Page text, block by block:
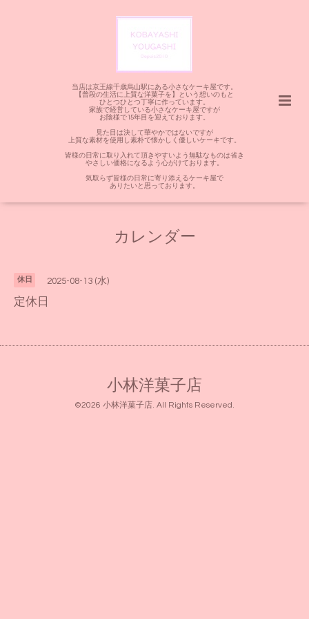
当店は京王線千歳烏山駅にある小さなケーキ屋です。
【普段の生活に上質な洋菓子を】という想いのもと
ひとつひとつ丁寧に作っています。
家族で経営している小さなケーキ屋ですが
お陰様で15年目を迎えております。
見た目は決して華やかではないですが
上質な素材を使用し素朴で懐かしく優しいケーキです。
皆様の日常に取り入れて頂きやすいよう無駄なものは省き
やさしい価格になるよう心がけております。
気取らず皆様の日常に寄り添えるケーキ屋で
ありたいと思っております。
カレンダー
休日 2025-08-13 (水)
定休日
小林洋菓子店
©2026 小林洋菓子店. All Rights Reserved.